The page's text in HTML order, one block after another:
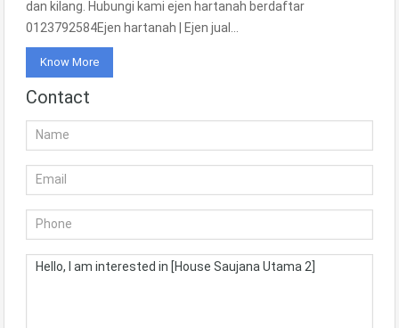
dan kilang. Hubungi kami ejen hartanah berdaftar
0123792584Ejen hartanah | Ejen jual…
Know More
Contact